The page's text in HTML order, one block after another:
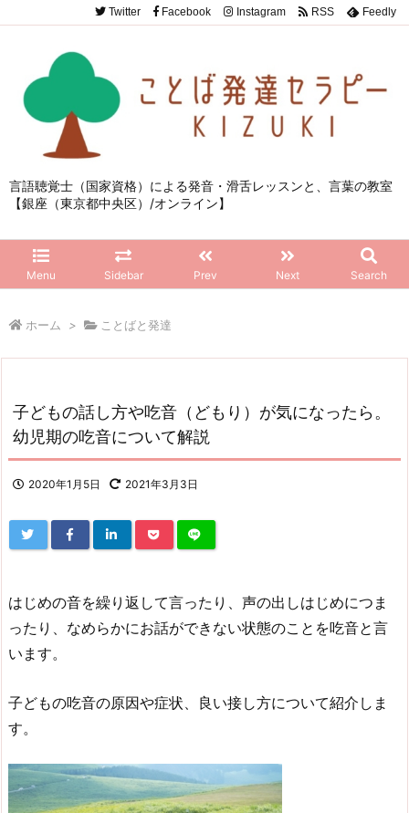
言語聴覚士（国家資格）による発音・滑舌レッスンと、言葉の教室
【銀座（東京都中央区）/オンライン】
Menu Sidebar Prev Next Search
Twitter Facebook Instagram RSS Feedly
ホーム > ことばと発達
子どもの話し方や吃音（どもり）が気になったら。
幼児期の吃音について解説
2020年1月5日 2021年3月3日
はじめの音を繰り返して言ったり、声の出しはじめにつま
ったり、なめらかにお話ができない状態のことを吃音と言
います。
子どもの吃音の原因や症状、良い接し方について紹介しま
す。